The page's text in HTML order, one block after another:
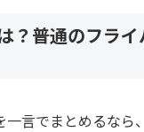
？普通のフラ
一言でまとめるなら